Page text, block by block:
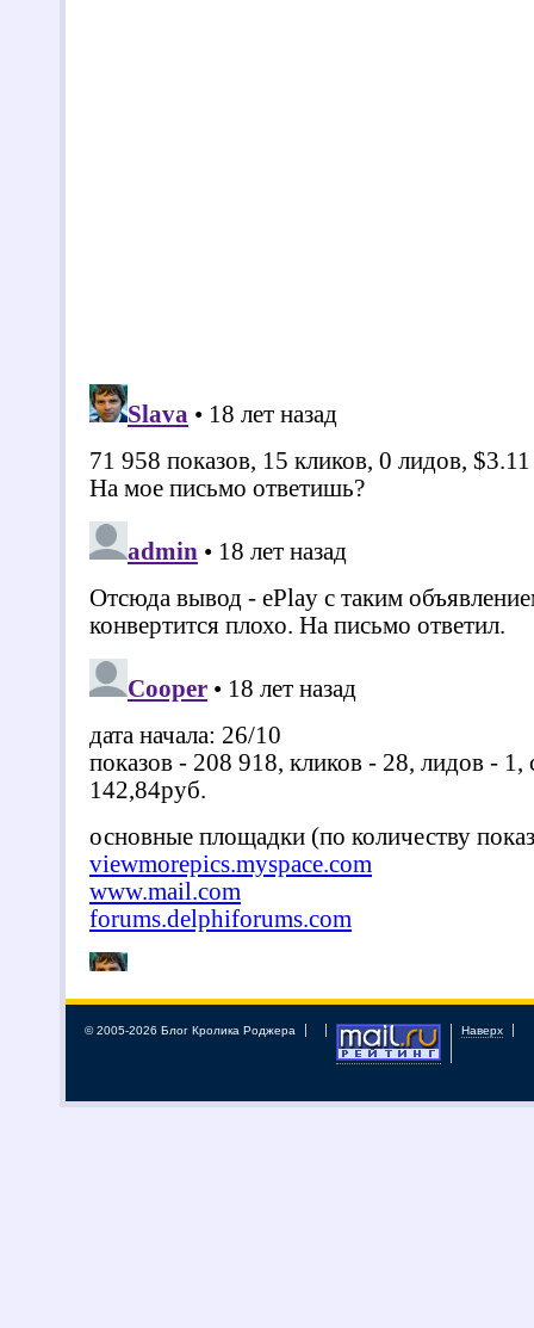
© 2005-2026 Блог Кролика Роджера Наверх